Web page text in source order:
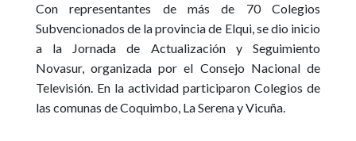
Con representantes de más de 70 Colegios
Subvencionados de la provincia de Elqui, se dio inicio
a la Jornada de Actualización y Seguimiento
Novasur, organizada por el Consejo Nacional de
Televisión. En la actividad participaron Colegios de
las comunas de Coquimbo, La Serena y Vicuña.